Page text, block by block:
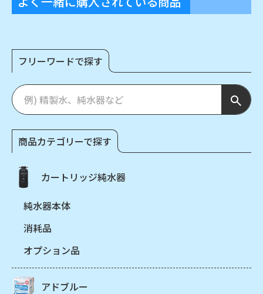
フリーワードで探す
商品カテゴリーで探す
カートリッジ純水器
純水器本体
消耗品
オプション品
アドブルー